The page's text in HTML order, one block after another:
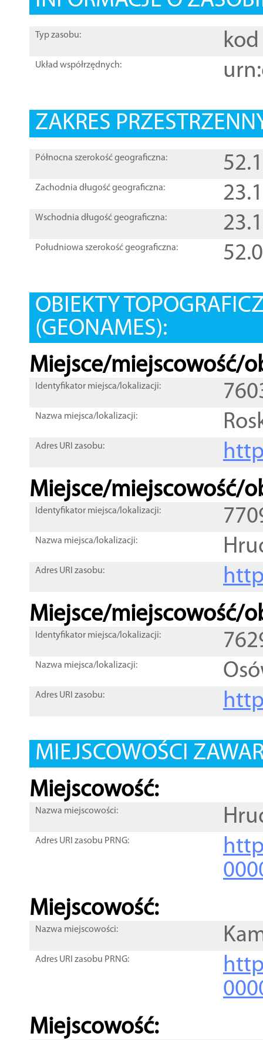
Typ zasobu: kod
Układ współrzędnych:
ZAKRES
Północna szerokość geograficzna:
Zachodnia długość geograficzna:
Wschodnia długość geograficzna:
Południowa szerokość geograficzna:
OBIEKTY
(GEONAMES):
Miejsce/miejscowość/
Identyfikator miejsca/lokalizacji:
Nazwa miejsca/lokalizacji:
Adres URI zasobu:
Miejsce/miejscowość/
Identyfikator miejsca/lokalizacji:
Nazwa miejsca/lokalizacji:
Adres URI zasobu:
Miejsce/miejscowość/
Identyfikator miejsca/lokalizacji:
Nazwa miejsca/lokalizacji:
Adres URI zasobu:
MIEJSCOWOŚCI
Miejscowość:
Nazwa miejscowości:
Adres URI zasobu PRNG:
Miejscowość:
Nazwa miejscowości:
Adres URI zasobu PRNG:
Miejscowość: